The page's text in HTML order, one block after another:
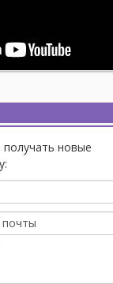
новые